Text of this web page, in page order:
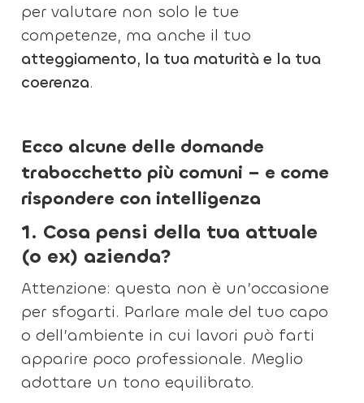
per valutare non solo le tue
competenze, ma anche il tuo
atteggiamento, la tua maturità e la tua
coerenza.
Ecco alcune delle domande
trabocchetto più comuni – e come
rispondere con intelligenza
1. Cosa pensi della tua attuale
(o ex) azienda?
Attenzione: questa non è un’occasione
per sfogarti. Parlare male del tuo capo
o dell’ambiente in cui lavori può farti
apparire poco professionale. Meglio
adottare un tono equilibrato.